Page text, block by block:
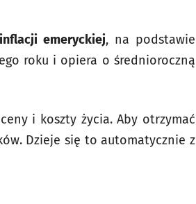
emeryckiej, na podstawie
roku i opiera o średnioroczną
i koszty życia. Aby otrzymać
Dzieje się to automatycznie z